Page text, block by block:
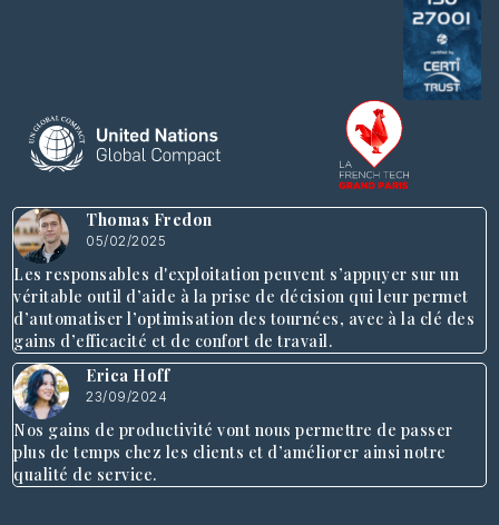
Thomas Fredon
05/02/2025
Les responsables d'exploitation peuvent s’appuyer sur un
véritable outil d’aide à la prise de décision qui leur permet
d’automatiser l’optimisation des tournées, avec à la clé des
gains d’efficacité et de confort de travail.
Erica Hoff
23/09/2024
Nos gains de productivité vont nous permettre de passer
plus de temps chez les clients et d’améliorer ainsi notre
qualité de service.